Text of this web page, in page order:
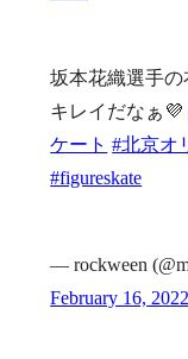
坂本花織選手の
キレイだなぁ💜
ケート #北京オ
#figureskate
— rockween
February 16, 2022